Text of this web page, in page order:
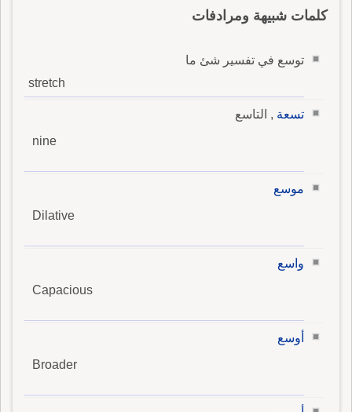
كلمات شبيهة ومرادفات
توسع في تفسير شئ ما
stretch
تسعة , التاسع
nine
موسع
Dilative
واسع
Capacious
أوسع
Broader